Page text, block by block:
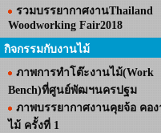
รวมบรรยากาศงานThailand
Woodworking Fair2018
กิจกรรมกับงานไม้
ภาพการทำโต๊ะงานไม้(Work
Bench)ที่ศูนย์พัฒฯนครปฐม
ภาพบรรยากาศงานคุยจ้อ คอ
ไม้ ครั้งที่ 1